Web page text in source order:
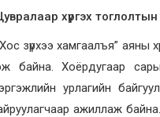
хүргэх тоглолтын
зүрхээ хамгаалъя” аяны
байна. Хоёрдугаар
урлагийн
ажиллаж